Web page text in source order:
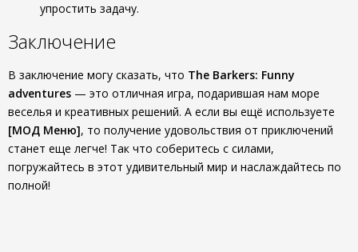
упростить задачу.
Заключение
В заключение могу сказать, что The Barkers: Funny
adventures — это отличная игра, подарившая нам море
веселья и креативных решений. А если вы ещё используете
[МОД Меню], то получение удовольствия от приключений
станет еще легче! Так что соберитесь с силами,
погружайтесь в этот удивительный мир и наслаждайтесь по
полной!